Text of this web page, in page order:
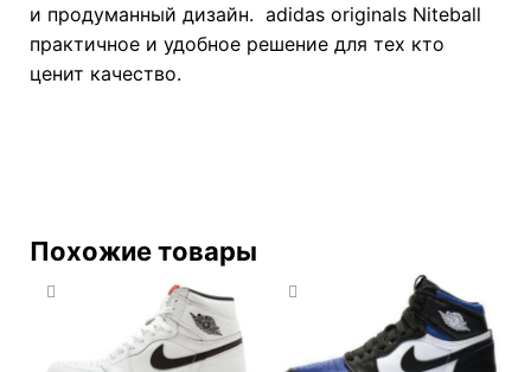
и продуманный дизайн. adidas originals Niteball
практичное и удобное решение для тех кто
ценит качество.
Похожие товары